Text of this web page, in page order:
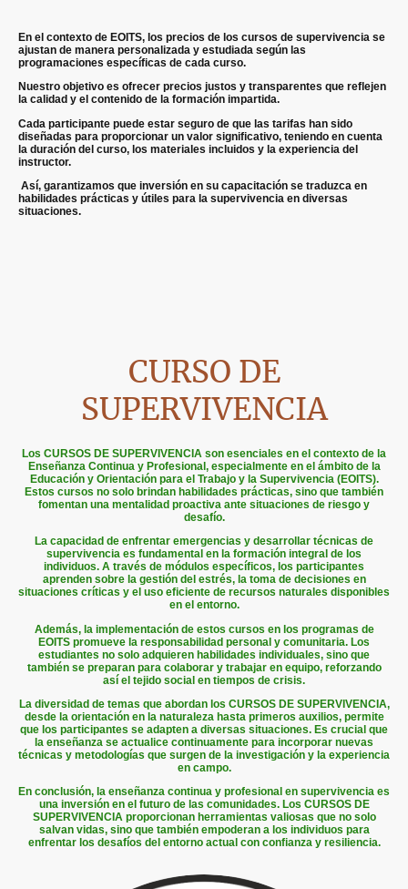
En el contexto de EOITS, los precios de los cursos de supervivencia se
ajustan de manera personalizada y estudiada según las
programaciones específicas de cada curso.
Nuestro objetivo es ofrecer precios justos y transparentes que reflejen
la calidad y el contenido de la formación impartida.
Cada participante puede estar seguro de que las tarifas han sido
diseñadas para proporcionar un valor significativo, teniendo en cuenta
la duración del curso, los materiales incluidos y la experiencia del
instructor.
Así, garantizamos que inversión en su capacitación se traduzca en
habilidades prácticas y útiles para la supervivencia en diversas
situaciones.
CURSO DE
SUPERVIVENCIA
Los CURSOS DE SUPERVIVENCIA son esenciales en el contexto de la
Enseñanza Continua y Profesional, especialmente en el ámbito de la
Educación y Orientación para el Trabajo y la Supervivencia (EOITS).
Estos cursos no solo brindan habilidades prácticas, sino que también
fomentan una mentalidad proactiva ante situaciones de riesgo y
desafío.
La capacidad de enfrentar emergencias y desarrollar técnicas de
supervivencia es fundamental en la formación integral de los
individuos. A través de módulos específicos, los participantes
aprenden sobre la gestión del estrés, la toma de decisiones en
situaciones críticas y el uso eficiente de recursos naturales disponibles
en el entorno.
Además, la implementación de estos cursos en los programas de
EOITS promueve la responsabilidad personal y comunitaria. Los
estudiantes no solo adquieren habilidades individuales, sino que
también se preparan para colaborar y trabajar en equipo, reforzando
así el tejido social en tiempos de crisis.
La diversidad de temas que abordan los CURSOS DE SUPERVIVENCIA,
desde la orientación en la naturaleza hasta primeros auxilios, permite
que los participantes se adapten a diversas situaciones. Es crucial que
la enseñanza se actualice continuamente para incorporar nuevas
técnicas y metodologías que surgen de la investigación y la experiencia
en campo.
En conclusión, la enseñanza continua y profesional en supervivencia es
una inversión en el futuro de las comunidades. Los CURSOS DE
SUPERVIVENCIA proporcionan herramientas valiosas que no solo
salvan vidas, sino que también empoderan a los individuos para
enfrentar los desafíos del entorno actual con confianza y resiliencia.